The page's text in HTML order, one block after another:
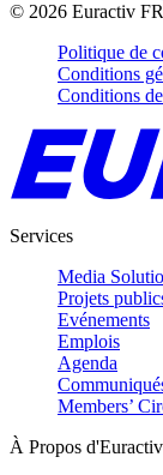
© 2026 Euractiv FR
Politique de
Conditions
Conditions
Services
Media
Projets
Evénements
Emplois
Agenda
Members’
À Propos d'Euractiv